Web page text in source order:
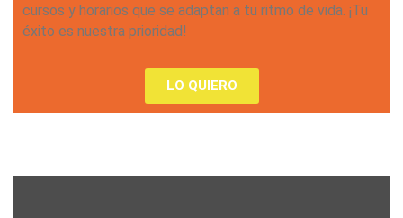
cursos y horarios que se adaptan a tu ritmo de vida. ¡Tu
éxito es nuestra prioridad!
LO QUIERO